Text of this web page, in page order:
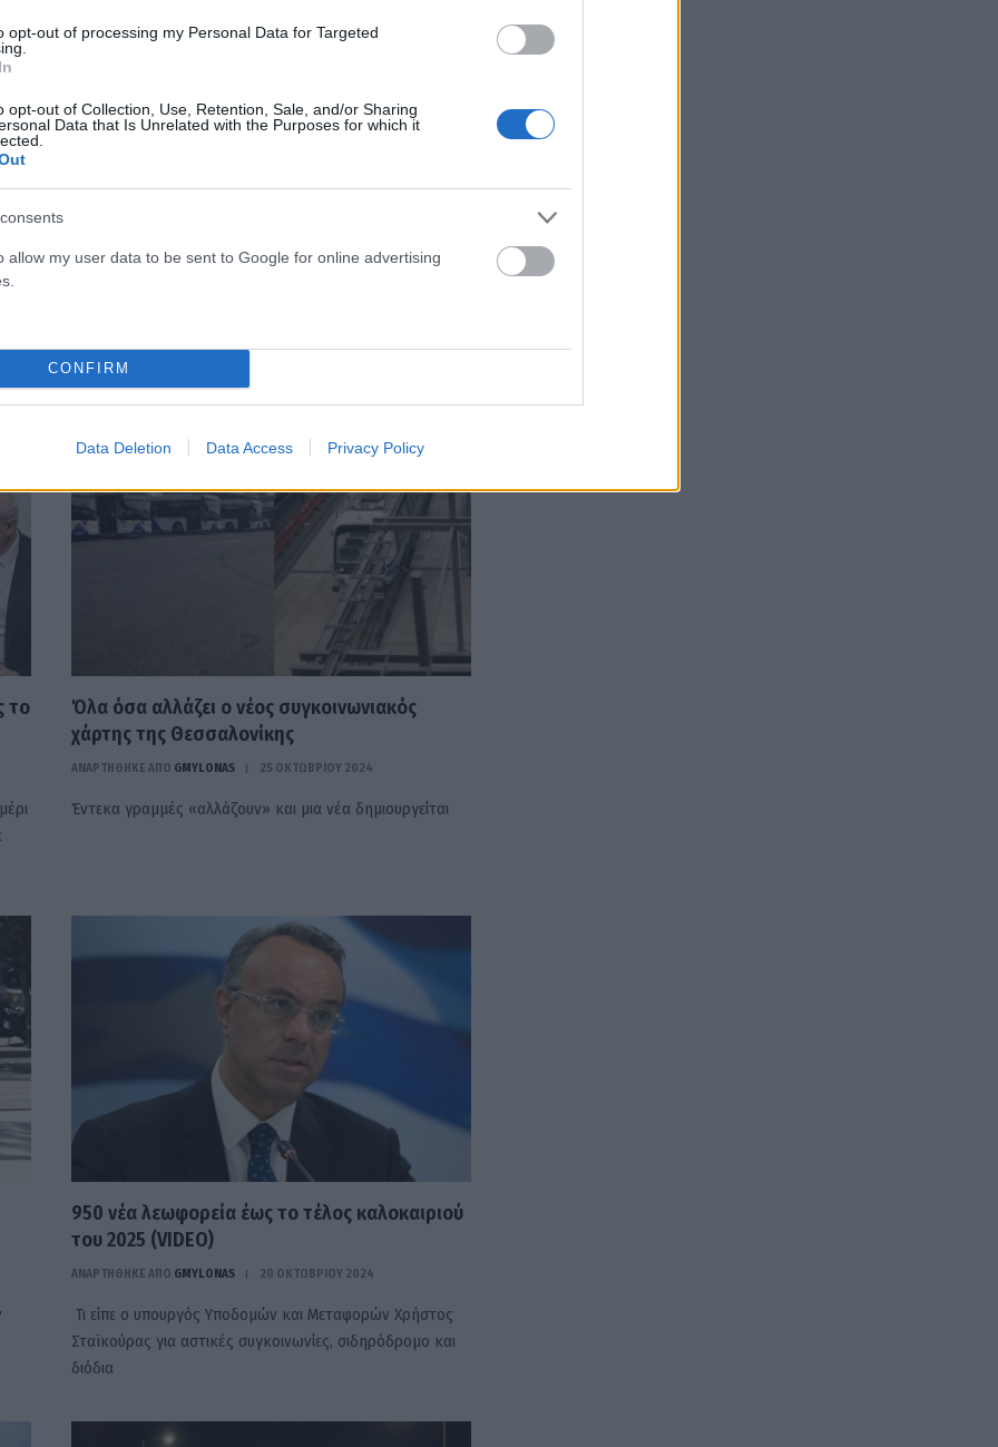
opt-out of processing my Personal Data for Targeted
opt-out of Collection, Use, Retention, Sale, and/or Sharing
Data that Is Unrelated with the Purposes for which it
allow my user data to be sent to Google for online advertising
CONFIRM
Data Deletion Data Access Privacy Policy
Δείτε το λογότυπο του Μετρό Θεσσαλονίκης
Αντίστροφη μέτρηση για τα εγκαίνια
το
Όλα όσα αλλάζει ο νέος συγκοινωνιακός
χάρτης της Θεσσαλονίκης
ΑΝΑΡΤΗΘΗΚΕ ΑΠΟ GMYLONAS 25 ΟΚΤΩΒΡΊΟΥ 2024
Έντεκα γραμμές «αλλάζουν» και μια νέα δημιουργείται
950 νέα λεωφορεία έως το τέλος καλοκαιριού
του 2025 (VIDEO)
ΑΝΑΡΤΗΘΗΚΕ ΑΠΟ GMYLONAS 20 ΟΚΤΩΒΡΊΟΥ 2024
Τι είπε ο υπουργός Υποδομών και Μεταφορών Χρήστος
Σταϊκούρας για αστικές συγκοινωνίες, σιδηρόδρομο και
διόδια